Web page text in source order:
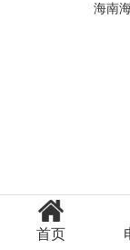
海南
首页